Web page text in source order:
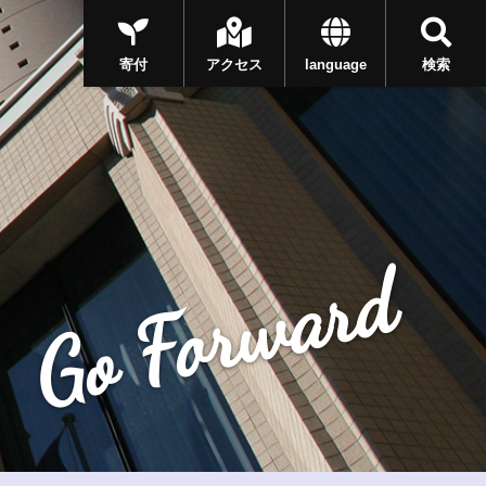
検索
language
アクセス
寄付
Go Forward